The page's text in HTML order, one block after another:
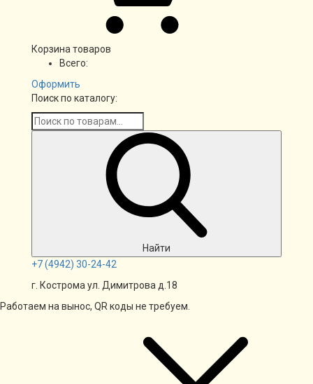
Корзина товаров
Всего:
Оформить
Поиск по каталогу:
Найти
+7(4942) 30-24-42
г. Кострома ул. Димитрова д.18
Работаем на вынос, QR коды не требуем.